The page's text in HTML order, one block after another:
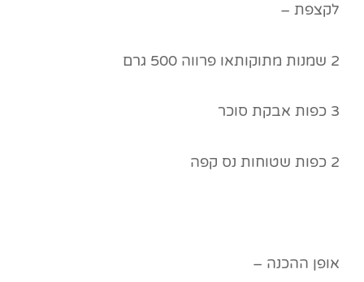
לקצפת –
2 שמנות מתוקותאו פרווה 500 גרם
3 כפות אבקת סוכר
2 כפות שטוחות נס קפה
אופן ההכנה –